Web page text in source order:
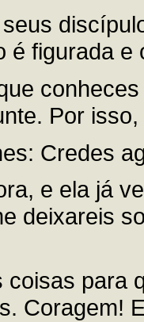
é figurada e
Por
Credes
e ela já
deixareis
coisas para
Coragem!